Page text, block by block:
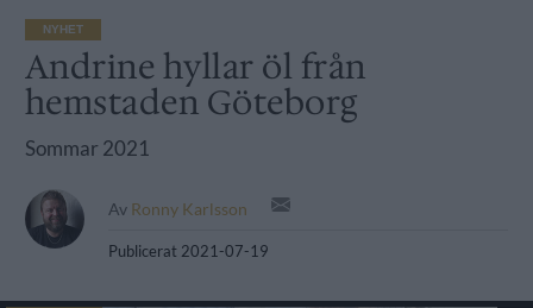
NYHET
Andrine hyllar öl från
hemstaden Göteborg
Sommar 2021
Av Ronny Karlsson
Publicerat 2021-07-19